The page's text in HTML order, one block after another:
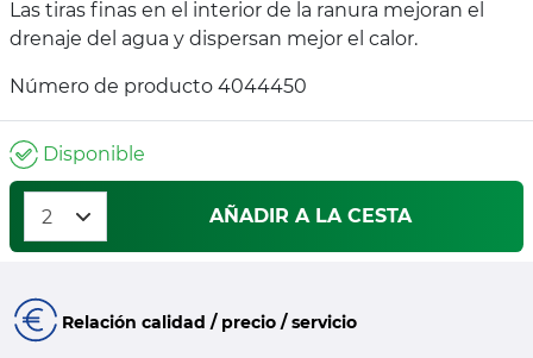
Las tiras finas en el interior de la ranura mejoran el
drenaje del agua y dispersan mejor el calor.
Número de producto 4044450
Disponible
AÑADIR A LA CESTA
Relación calidad / precio / servicio